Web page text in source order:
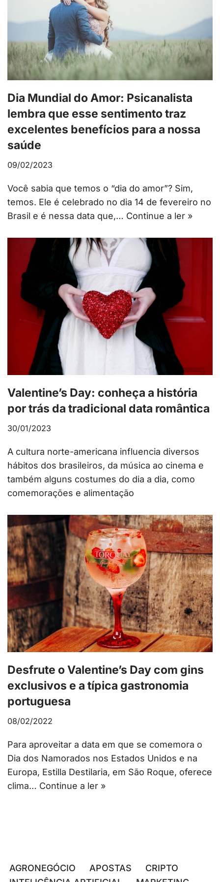
Dia Mundial do Amor: Psicanalista
lembra que esse sentimento traz
excelentes benefícios para a nossa
saúde
09/02/2023
Você sabia que temos o “dia do amor”? Sim,
temos. Ele é celebrado no dia 14 de fevereiro no
Brasil e é nessa data que,… Continue a ler »
Valentine’s Day: conheça a história
por trás da tradicional data romântica
30/01/2023
A cultura norte-americana influencia diversos
hábitos dos brasileiros, da música ao cinema e
também alguns costumes do dia a dia, como
comemorações e alimentação
Desfrute o Valentine’s Day com gins
exclusivos e a típica gastronomia
portuguesa
08/02/2022
Para aproveitar a data em que se comemora o
Dia dos Namorados nos Estados Unidos e na
Europa, Estilla Destilaria, em São Roque, oferece
clima… Continue a ler »
AGRONEGÓCIO APOSTAS
CRIPTO